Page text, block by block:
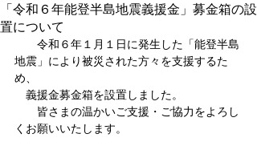
「令和６年能登半島地震義援金」募金箱の設
置について
令和６年１月１日に発生した「能登半島
地震」により被災された方々を支援するた
め、
義援金募金箱を設置しました。
皆さまの温かいご支援・ご協力をよろし
くお願いいたします。